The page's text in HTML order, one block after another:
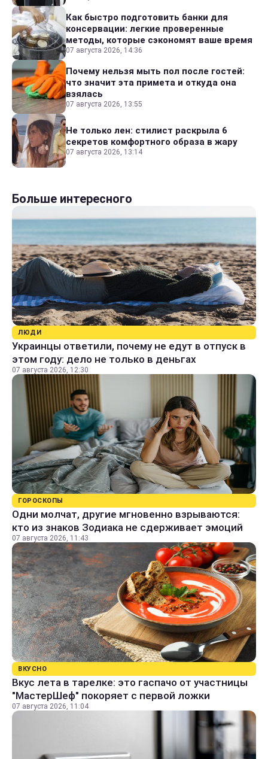
Как быстро подготовить банки для
консервации: легкие проверенные
методы, которые сэкономят ваше время
07 августа 2026, 14:36
Почему нельзя мыть пол после гостей:
что значит эта примета и откуда она
взялась
07 августа 2026, 13:55
Не только лен: стилист раскрыла 6
секретов комфортного образа в жару
07 августа 2026, 13:14
Больше интересного
ЛЮДИ
Украинцы ответили, почему не едут в отпуск в
этом году: дело не только в деньгах
07 августа 2026, 12:30
ГОРОСКОПЫ
Одни молчат, другие мгновенно взрываются:
кто из знаков Зодиака не сдерживает эмоций
07 августа 2026, 11:43
ВКУСНО
Вкус лета в тарелке: это гаспачо от участницы
"МастерШеф" покоряет с первой ложки
07 августа 2026, 11:04